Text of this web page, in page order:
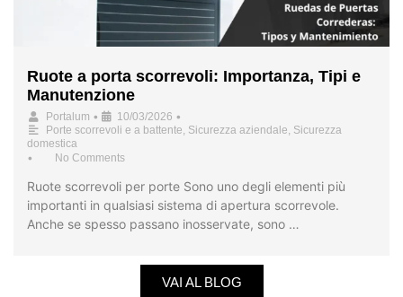
Ruote a porta scorrevoli: Importanza, Tipi e
Manutenzione
Portalum • 10/03/2026 •
Porte scorrevoli e a battente, Sicurezza aziendale, Sicurezza
domestica
• No Comments
Ruote scorrevoli per porte Sono uno degli elementi più
importanti in qualsiasi sistema di apertura scorrevole.
Anche se spesso passano inosservate, sono …
VAI AL BLOG